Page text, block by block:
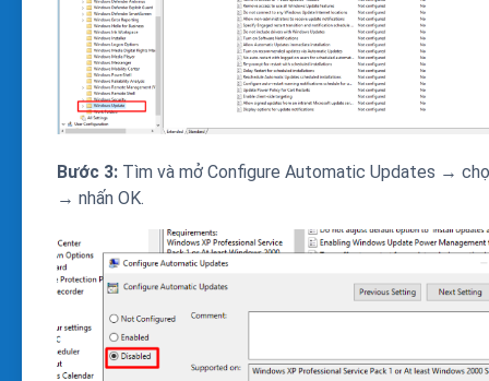
Bước 3: Tìm và mở Configure Automatic Updates →
→ nhấn OK.